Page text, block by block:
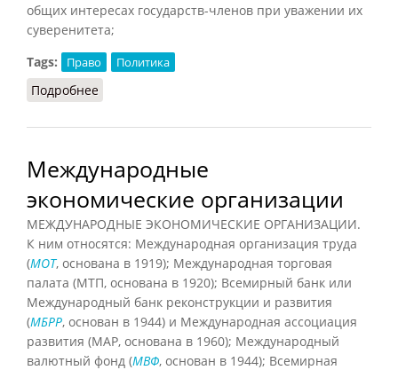
общих интересах государств-членов при уважении их
суверенитета;
Tags:
Право Политика
Подробнее
Международные
экономические организации
МЕЖДУНАРОДНЫЕ ЭКОНОМИЧЕСКИЕ ОРГАНИЗАЦИИ.
К ним относятся: Международная организация труда
(МОТ, основана в 1919); Международная торговая
палата (МТП, основана в 1920); Всемирный банк или
Международный банк реконструкции и развития
(МБРР, основан в 1944) и Международная ассоциация
развития (MAP, основана в 1960); Международный
валютный фонд (МВФ, основан в 1944); Всемирная